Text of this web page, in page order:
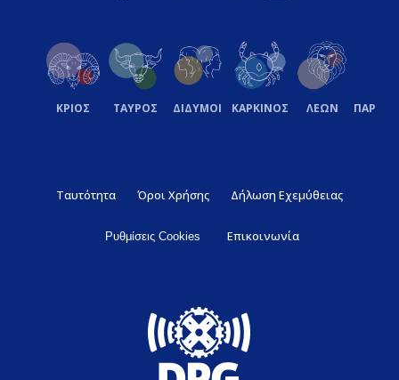
ΚΡΙΟΣ ΤΑΥΡΟΣ ΔΙΔΥΜΟΙ ΚΑΡΚΙΝΟΣ ΛΕΩΝ
Ταυτότητα Όροι Χρήσης Δήλωση Εχεμύθειας
Ρυθμίσεις Cookies Επικοινωνία